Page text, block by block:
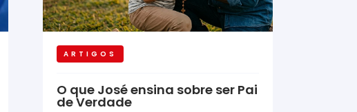
ARTIGOS
O que José ensina sobre ser Pai
de Verdade